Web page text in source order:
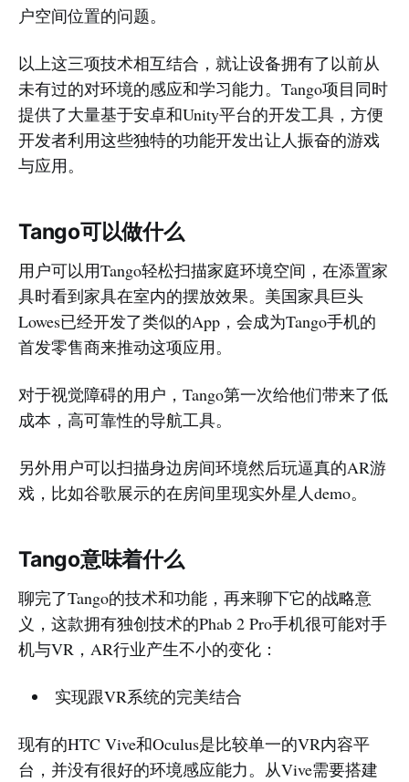
户空间位置的问题。
以上这三项技术相互结合，就让设备拥有了以前从
未有过的对环境的感应和学习能力。Tango项目同时
提供了大量基于安卓和Unity平台的开发工具，方便
开发者利用这些独特的功能开发出让人振奋的游戏
与应用。
Tango可以做什么
用户可以用Tango轻松扫描家庭环境空间，在添置家
具时看到家具在室内的摆放效果。美国家具巨头
Lowes已经开发了类似的App，会成为Tango手机的
首发零售商来推动这项应用。
对于视觉障碍的用户，Tango第一次给他们带来了低
成本，高可靠性的导航工具。
另外用户可以扫描身边房间环境然后玩逼真的AR游
戏，比如谷歌展示的在房间里现实外星人demo。
Tango意味着什么
聊完了Tango的技术和功能，再来聊下它的战略意
义，这款拥有独创技术的Phab 2 Pro手机很可能对手
机与VR，AR行业产生不小的变化：
实现跟VR系统的完美结合
现有的HTC Vive和Oculus是比较单一的VR内容平
台，并没有很好的环境感应能力。从Vive需要搭建